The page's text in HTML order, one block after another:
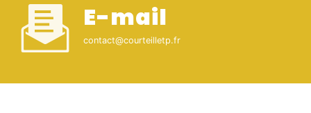
E-mail
contact@courteilletp.fr